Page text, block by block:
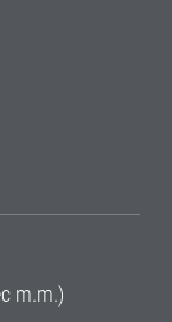
m.m.)